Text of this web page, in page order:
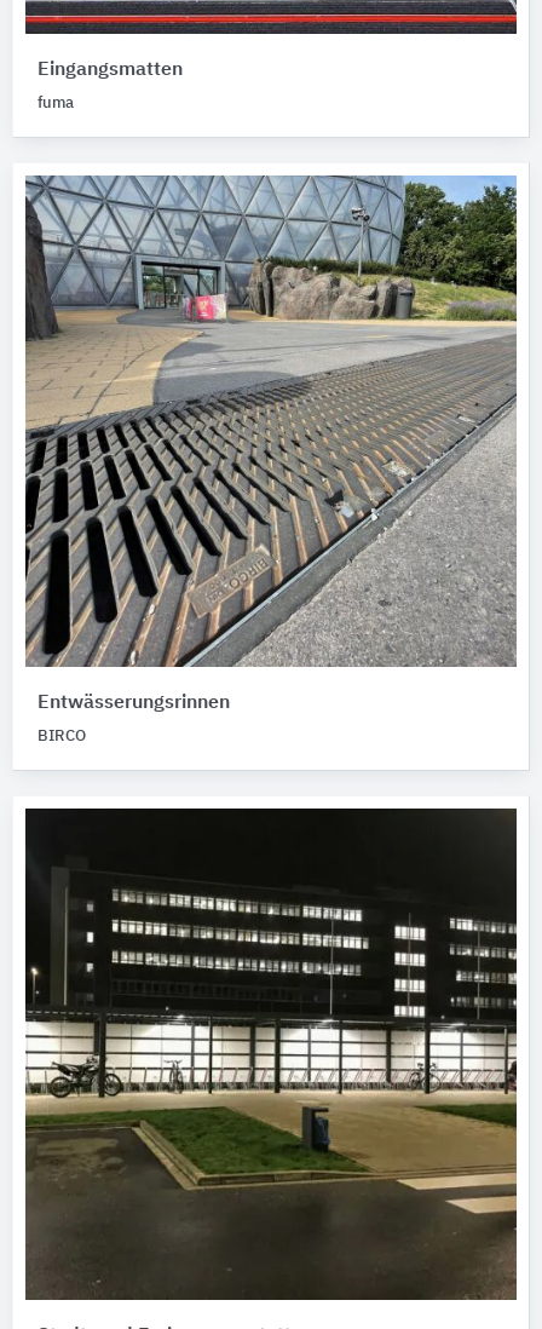
Eingangsmatten
fuma
Entwässerungsrinnen
BIRCO